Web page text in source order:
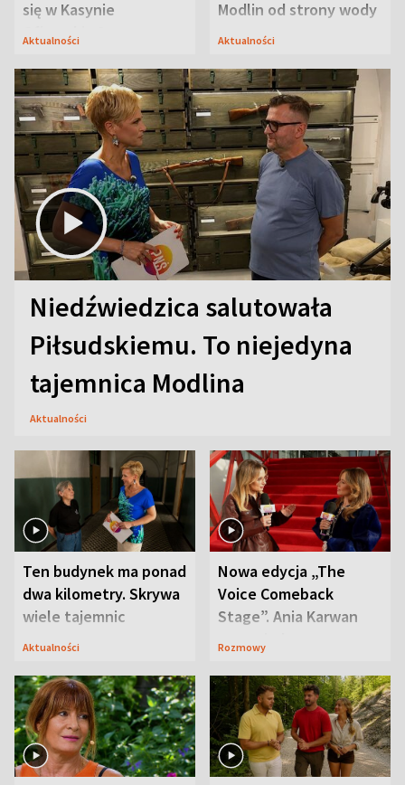
się w Kasynie
Oficerskim?
Aktualności
Modlin od strony wody
Aktualności
Niedźwiedzica salutowała
Piłsudskiemu. To niejedyna
tajemnica Modlina
Aktualności
Ten budynek ma ponad
dwa kilometry. Skrywa
wiele tajemnic
Aktualności
Nowa edycja „The
Voice Comeback
Stage”. Ania Karwan
zapowiada
Rozmowy